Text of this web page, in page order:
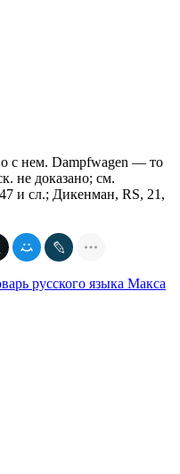
с нем. Dampfwagen — то
не доказано; см.
и сл.; Дикенман, RS, 21,
русского языка Макса